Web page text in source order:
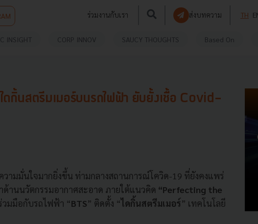
ร่วมงานกับเรา ส่งบทความ TH
INSIGHT CORP INNOV SAUCY THOUGHTS Based On
กิ้นสตรีมเมอร์บนรถไฟฟ้า ยับยั้งเชื้อ Covid-
ามมั่นใจมากยิ่งขึ้น ท่ามกลางสถานการณ์โควิด-19 ที่ยังคงแพร่
านนวัตกรรมอากาศสะอาด ภายใต้แนวคิด “Perfecting the
วมมือกับรถไฟฟ้า “BTS” ติดตั้ง “ไดกิ้นสตรีมเมอร์” เทคโนโลยี